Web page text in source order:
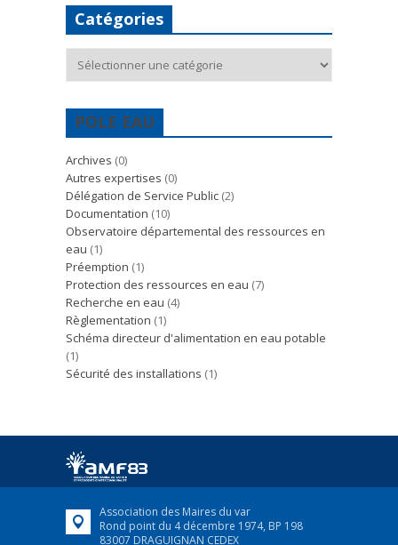
Catégories
POLE EAU
Archives (0)
Autres expertises (0)
Délégation de Service Public (2)
Documentation (10)
Observatoire départemental des ressources en
eau (1)
Préemption (1)
Protection des ressources en eau (7)
Recherche en eau (4)
Règlementation (1)
Schéma directeur d'alimentation en eau potable
(1)
Sécurité des installations (1)
Association des Maires du var
Rond point du 4 décembre 1974, BP 198
83007 DRAGUIGNAN CEDEX